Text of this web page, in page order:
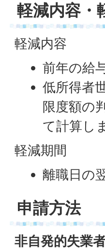
軽減内容・
軽減内容
前年の給
低所得者
限度額の
て計算し
軽減期間
離職日の
申請方法
非自発的失業